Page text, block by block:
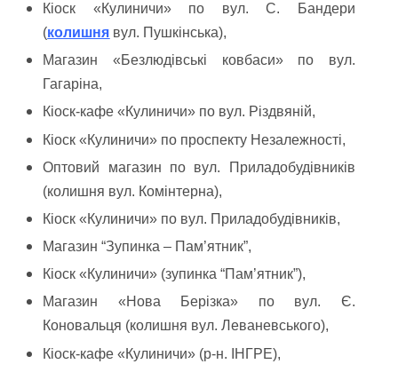
Кіоск «Кулиничи» по вул. С. Бандери
(колишня вул. Пушкінська),
Магазин «Безлюдівські ковбаси» по вул.
Гагаріна,
Кіоск-кафе «Кулиничи» по вул. Різдвяній,
Кіоск «Кулиничи» по проспекту Незалежності,
Оптовий магазин по вул. Приладобудівників
(колишня вул. Комінтерна),
Кіоск «Кулиничи» по вул. Приладобудівників,
Магазин “Зупинка – Пам’ятник”,
Кіоск «Кулиничи» (зупинка “Пам’ятник”),
Магазин «Нова Берізка» по вул. Є.
Коновальця (колишня вул. Леваневського),
Кіоск-кафе «Кулиничи» (р-н. ІНГРЕ),